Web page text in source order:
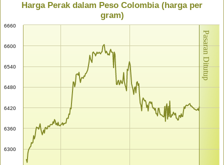
Pasaran Ditutup
Harga Perak dalam Peso Colombia (harga per
gram)
6300
6360
6420
6480
6540
6600
6660